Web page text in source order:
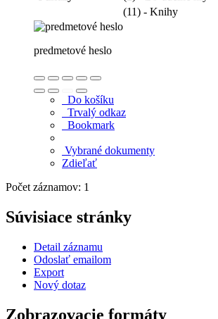
(11) - Knihy
predmetové heslo
Do košíku
Trvalý odkaz
Bookmark
Vybrané dokumenty
Zdieľať
Počet záznamov: 1
Súvisiace stránky
Detail záznamu
Odoslať emailom
Export
Nový dotaz
Zobrazovacie formáty